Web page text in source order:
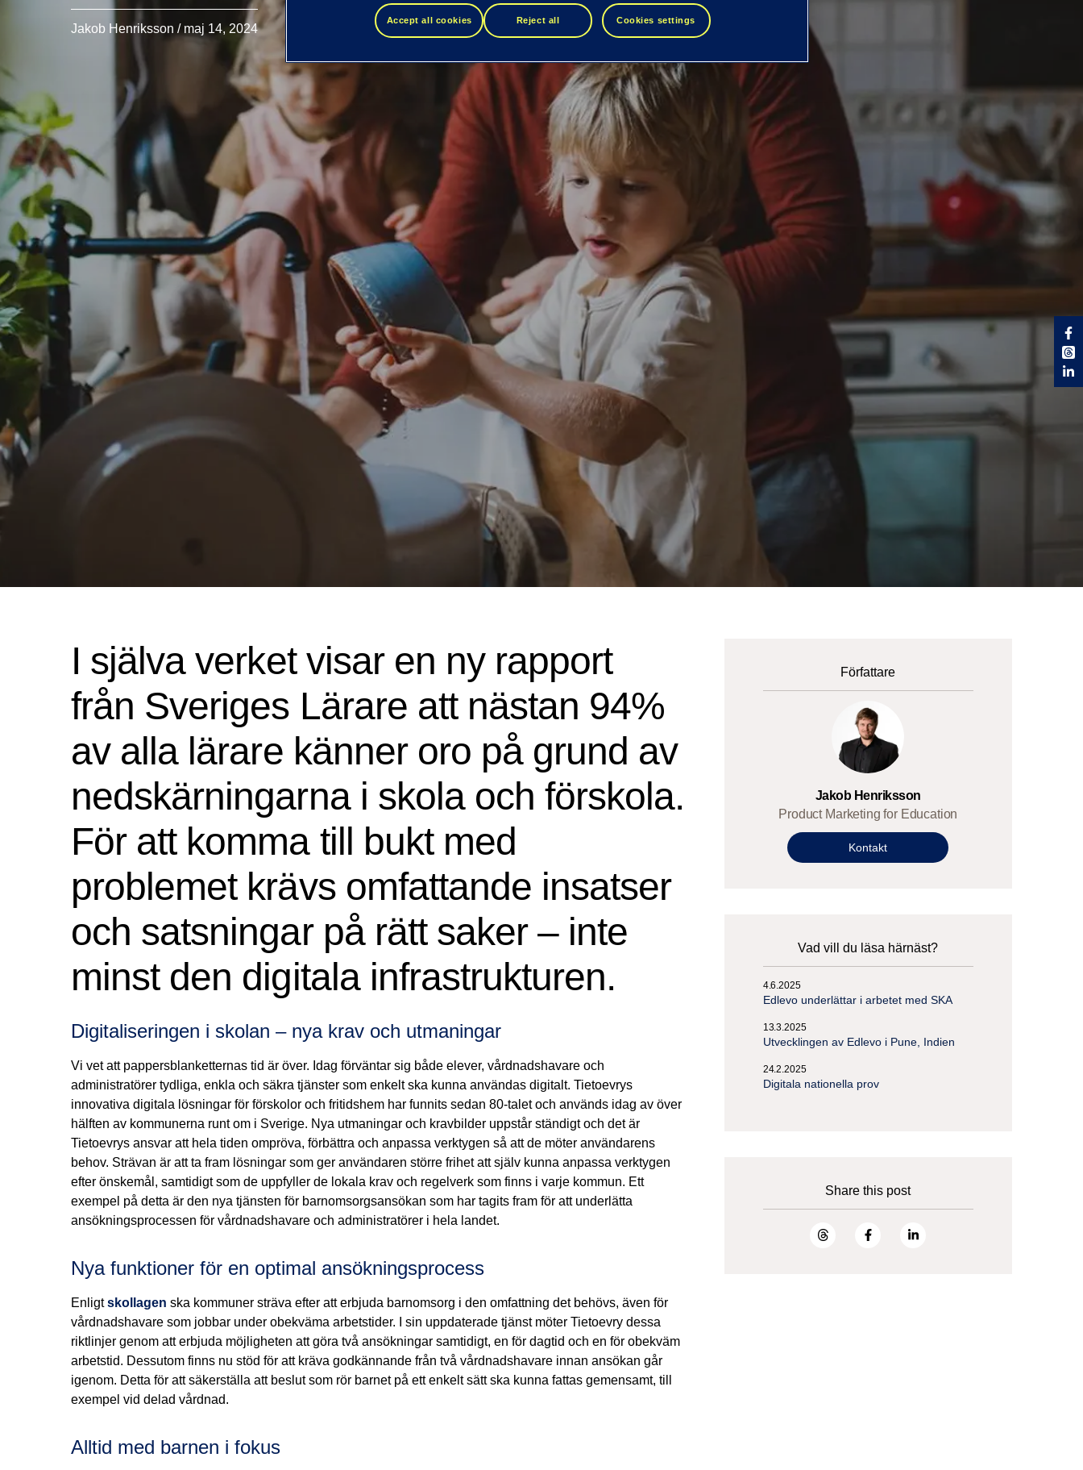
Jakob Henriksson / maj 14, 2024
I själva verket visar en ny rapport
från Sveriges Lärare att nästan 94%
av alla lärare känner oro på grund av
nedskärningarna i skola och förskola.
För att komma till bukt med
problemet krävs omfattande insatser
och satsningar på rätt saker – inte
minst den digitala infrastrukturen.
Digitaliseringen i skolan – nya krav och utmaningar
Vi vet att pappersblanketternas tid är över. Idag förväntar sig både elever, vårdnadshavare och
administratörer tydliga, enkla och säkra tjänster som enkelt ska kunna användas digitalt. Tietoevrys
innovativa digitala lösningar för förskolor och fritidshem har funnits sedan 80-taletoch används idag av över
hälften av kommunerna runt om i Sverige. Nya utmaningar och kravbilder uppstår ständigt och det är
Tietoevrys ansvar att hela tiden ompröva, förbättra och anpassa verktygen så att de möter användarens
behov. Strävan är att ta fram lösningar som ger användaren större frihet att själv kunna anpassa verktygen
efter önskemål, samtidigt som de uppfyller de lokala krav och regelverk som finns i varje kommun. Ett
exempel på detta är den nya tjänsten för barnomsorgsansökan som har tagits fram för att underlätta
ansökningsprocessen för vårdnadshavare och administratörer i hela landet.
Nya funktioner för en optimal ansökningsprocess
Enligtskollagen ska kommuner sträva efter att erbjuda barnomsorg i den omfattning det behövs, även för
vårdnadshavare som jobbar under obekväma arbetstider. I sin uppdaterade tjänst möter Tietoevry dessa
riktlinjer genom att erbjuda möjligheten att göra två ansökningar samtidigt, en för dagtid och en för obekväm
arbetstid. Dessutom finns nu stöd för att kräva godkännande från två vårdnadshavare innan ansökan går
igenom. Detta för att säkerställa att beslut som rör barnet på ett enkelt sätt ska kunna fattas gemensamt, till
exempel vid delad vårdnad.
Alltid med barnen i fokus
Författare
Jakob Henriksson
Product Marketing for Education
Kontakt
Vad vill du läsa härnäst?
4.6.2025
Edlevo underlättar i arbetet med SKA
13.3.2025
Utvecklingen av Edlevo i Pune, Indien
24.2.2025
Digitala nationella prov
Share this post
Accept all cookies Reject all Cookies settings